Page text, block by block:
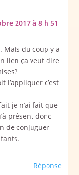
2017 à 8 h 51
Mais du coup y a
lien ça veut dire
l’appliquer c’est
je n’ai fait que
présent donc
de conjuguer
Réponse